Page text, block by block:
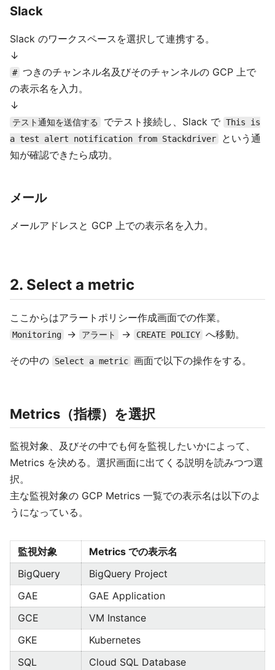
Slack
Slack のワークスペースを選択して連携する。
↓
# つきのチャンネル名及びそのチャンネルの GCP 上で
の表示名を入力。
↓
テスト通知を送信する でテスト接続し、Slack で This is
a test alert notification from Stackdriver
という通
知が確認できたら成功。
メール
メールアドレスと GCP 上での表示名を入力。
2. Select a metric
ここからはアラートポリシー作成画面での作業。
Monitoring → アラート → CREATE POLICY へ移動。
その中の Select a metric 画面で以下の操作をする。
Metrics（指標）を選択
監視対象、及びその中でも何を監視したいかによって、
Metrics を決める。選択画面に出てくる説明を読みつつ選
択。
主な監視対象の GCP Metrics 一覧での表示名は以下のよ
うになっている。
監視対象
Metrics での表示名
BigQuery
BigQuery Project
GAE
GAE Application
GCE
VM Instance
GKE
Kubernetes
SQL
Cloud SQL Database